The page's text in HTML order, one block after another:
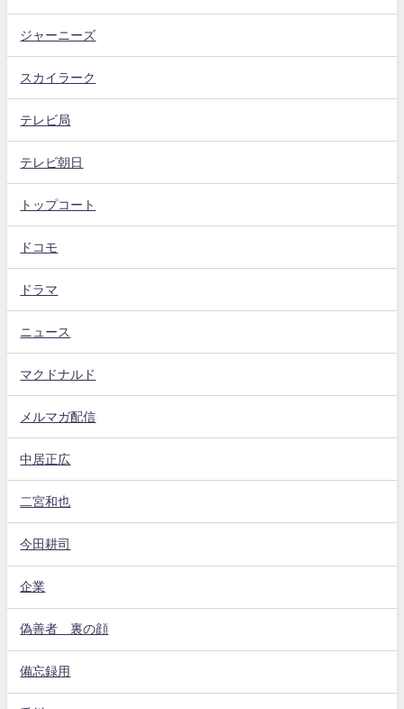
ジャーニーズ
スカイラーク
テレビ局
テレビ朝日
トップコート
ドコモ
ドラマ
ニュース
マクドナルド
メルマガ配信
中居正広
二宮和也
今田耕司
企業
偽善者 裏の顔
備忘録用